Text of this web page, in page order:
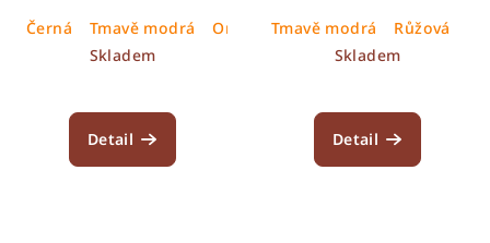
Černá
Tmavě modrá Oranžová Tyrkysová
Růžová
Skladem
Detail
Tmavě modrá
Růžová
Skladem
Detail